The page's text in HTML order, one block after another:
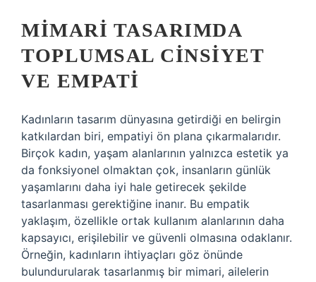
MIMARI TASARIMDA
TOPLUMSAL CINSIYET
VE EMPATI
Kadınların tasarım dünyasına getirdiği en belirgin
katkılardan biri, empatiyi ön plana çıkarmalarıdır.
Birçok kadın, yaşam alanlarının yalnızca estetik ya
da fonksiyonel olmaktan çok, insanların günlük
yaşamlarını daha iyi hale getirecek şekilde
tasarlanması gerektiğine inanır. Bu empatik
yaklaşım, özellikle ortak kullanım alanlarının daha
kapsayıcı, erişilebilir ve güvenli olmasına odaklanır.
Örneğin, kadınların ihtiyaçları göz önünde
bulundurularak tasarlanmış bir mimari, ailelerin